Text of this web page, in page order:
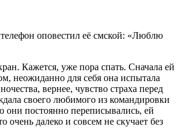
оповестил её смской: «Люблю
Кажется, уже пора спать. Сначала ей
неожиданно для себя она испытала
вернее, чувство страха перед
своего любимого из командировки
они постоянно переписывались, ей
очень далеко и совсем не скучает без